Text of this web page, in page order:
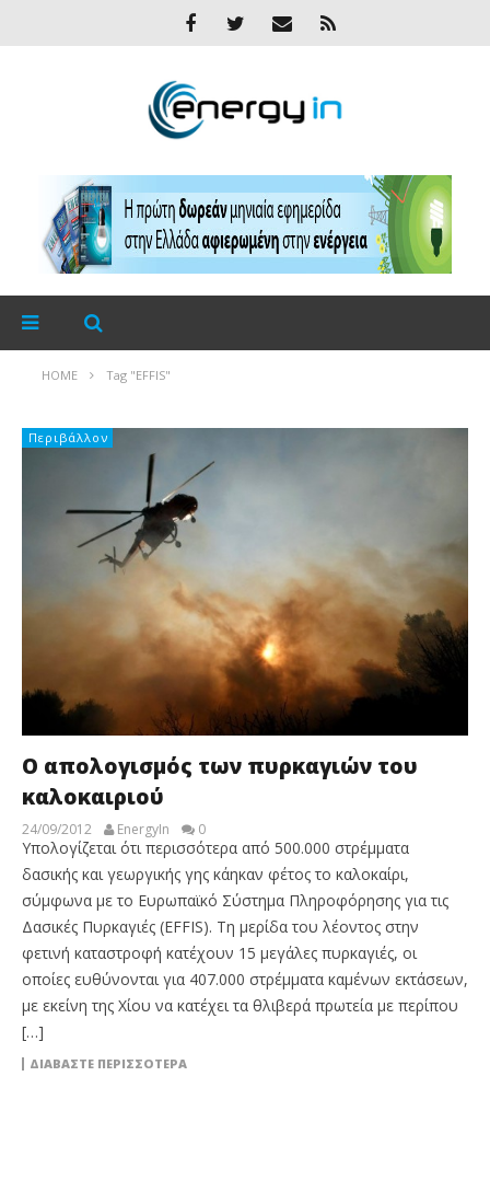
HOME Tag "EFFIS"
Περιβάλλον
Ο απολογισμός των πυρκαγιών του
καλοκαιριού
24/09/2012 EnergyIn 0
Υπολογίζεται ότι περισσότερα από 500.000 στρέμματα
δασικής και γεωργικής γης κάηκαν φέτος το καλοκαίρι,
σύμφωνα με το Ευρωπαϊκό Σύστημα Πληροφόρησης για τις
Δασικές Πυρκαγιές (EFFIS). Τη μερίδα του λέοντος στην
φετινή καταστροφή κατέχουν 15 μεγάλες πυρκαγιές, οι
οποίες ευθύνονται για 407.000 στρέμματα καμένων εκτάσεων,
με εκείνη της Χίου να κατέχει τα θλιβερά πρωτεία με περίπου
[…]
ΔΙΑΒΆΣΤΕ ΠΕΡΙΣΣΌΤΕΡΑ